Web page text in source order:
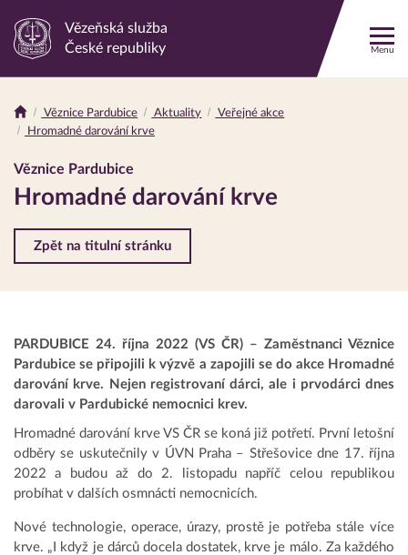
Odkaz
stránku
Vězeňská služba
České republiky
Menu
Drobečková
Věznice Pardubice Aktuality
Veřejné akce
Hromadné darování krve
Věznice Pardubice
Hromadné darování krve
Zpět na titulní stránku
PARDUBICE 24. října 2022 (VS ČR) – Zaměstnanci Věznice
Pardubice se připojili k výzvě a zapojili se do akce Hromadné
darování krve. Nejen registrovaní dárci, ale i prvodárci dnes
darovali v Pardubické nemocnici krev.
Hromadné darování krve VS ČR se koná již potřetí. První letošní
odběry se uskutečnily v ÚVN Praha – Střešovice dne 17. října
2022 a budou až do 2. listopadu napříč celou republikou
probíhat v dalších osmnácti nemocnicích.
Nové technologie, operace, úrazy, prostě je potřeba stále více
krve. „I když je dárců docela dostatek, krve je málo. Za každého